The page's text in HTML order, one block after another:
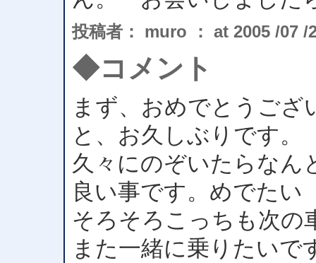
投稿者： muro ： at 2005 /07 /
◆コメント
まず、おめでとうござ
と、お久しぶりです。
久々にのぞいたらなん
良い事です。めでた
そろそろこっちも次の
また一緒に乗りたいで